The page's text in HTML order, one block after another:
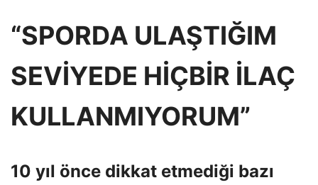
“SPORDA ULAŞTIĞIM
SEVİYEDE HİÇBİR İLAÇ
KULLANMIYORUM”
10 yıl önce dikkat etmediği bazı